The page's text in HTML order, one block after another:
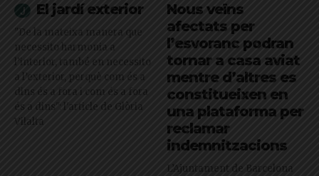
El jardí exterior
"De la mateixa manera que
necessito harmonia a
l’interior, també en necessito
a l’exterior, perquè com és a
dins és a fora i com és a fora
és a dins": l'article de Glòria
Vilalta
Nous veïns
afectats per
l’esvoranc podran
tornar a casa aviat
mentre d’altres es
constitueixen en
una plataforma per
reclamar
indemnitzacions
L’Ajuntament de Barcelona